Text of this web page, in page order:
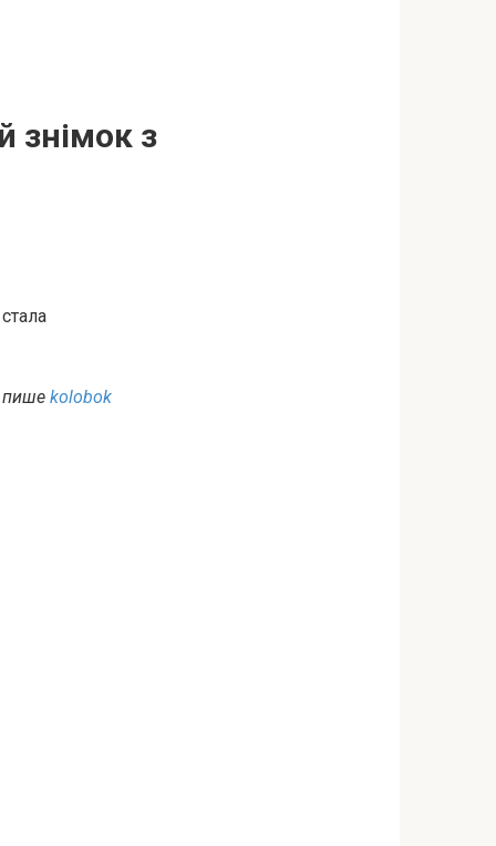
знімок з
пише kolobok